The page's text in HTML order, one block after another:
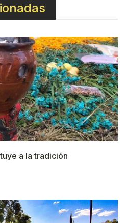
a la tradición